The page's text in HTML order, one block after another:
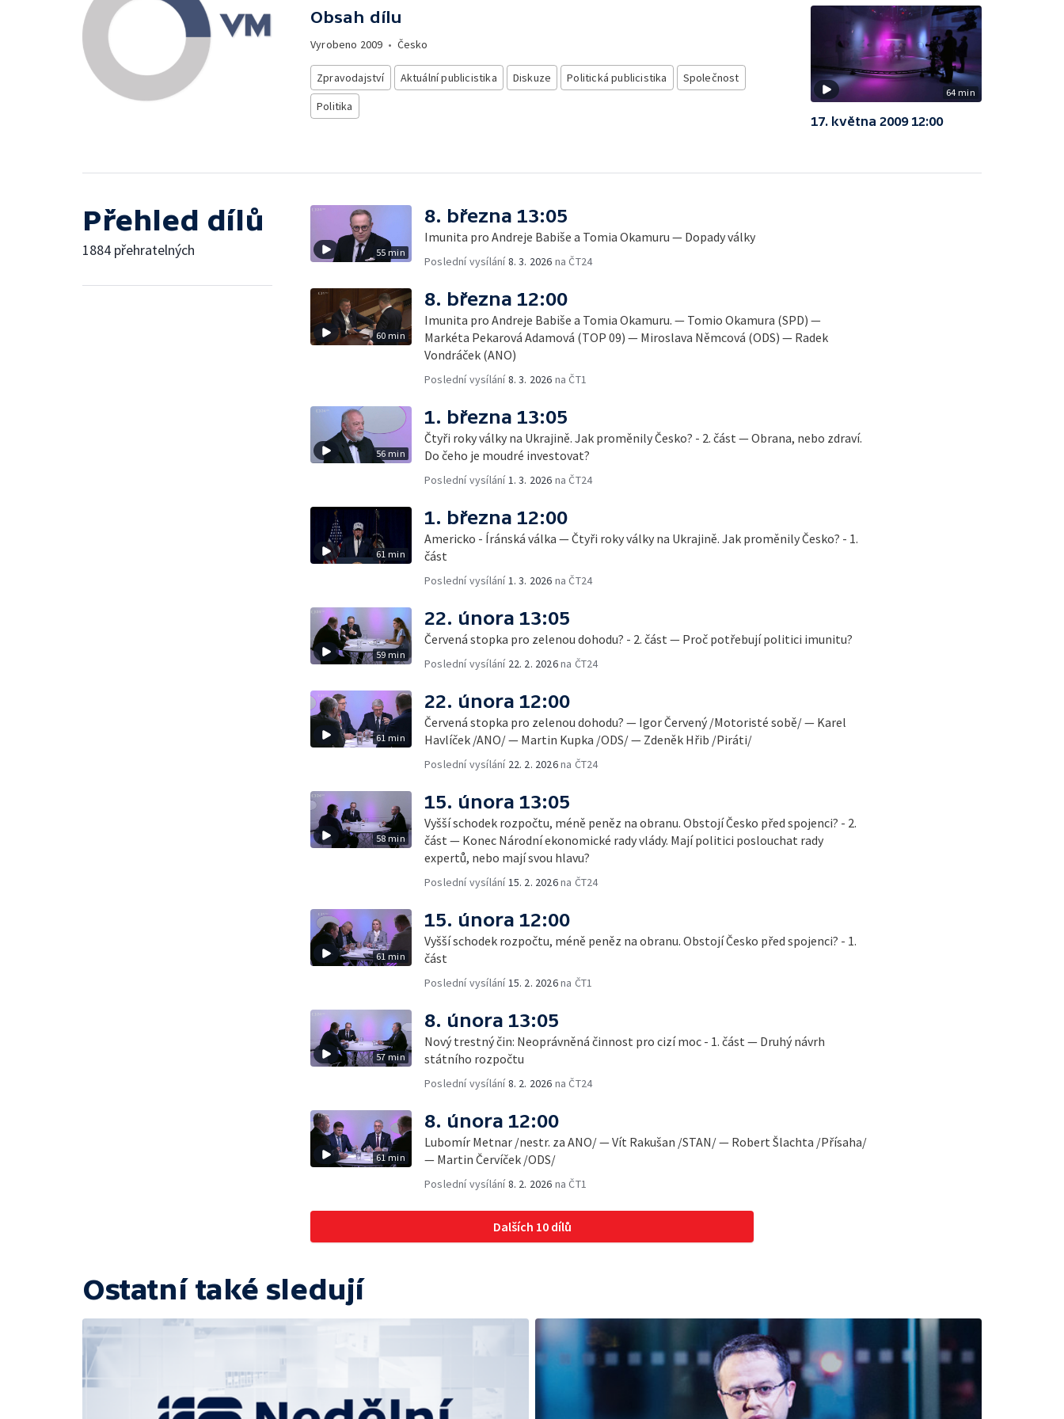
Obsah dílu
Vyrobeno 2009 • Česko
Zpravodajství Aktuální publicistika Diskuze Politická publicistika
Společnost
Politika
64 min
17. května 2009 12:00
Přehled dílů
1884 přehratelných 55 min
8. března 13:05
Imunita pro Andreje Babiše a Tomia Okamuru — Dopady války
Poslední vysílání8. 3. 2026 na ČT24
60 min
8. března 12:00
Imunita pro Andreje Babiše a Tomia Okamuru. — Tomio Okamura (SPD) —
Markéta Pekarová Adamová (TOP 09) — Miroslava Němcová (ODS) — Radek
Vondráček (ANO)
Poslední vysílání8. 3. 2026 na ČT1
56 min
1. března 13:05
Čtyři roky války na Ukrajině. Jak proměnily Česko? - 2. část — Obrana, nebo zdraví.
Do čeho je moudré investovat?
Poslední vysílání 1. 3. 2026 na ČT24
61 min
1. března 12:00
Americko - Íránská válka — Čtyři roky války na Ukrajině. Jak proměnily Česko? - 1.
část
Poslední vysílání 1. 3. 2026 na ČT24
59 min
22. února 13:05
Červená stopka pro zelenou dohodu? - 2. část — Proč potřebují politici imunitu?
Poslední vysílání 22. 2. 2026na ČT24
61 min
22. února 12:00
Červená stopka pro zelenou dohodu? — Igor Červený /Motoristé sobě/ — Karel
Havlíček /ANO/ — Martin Kupka /ODS/ — Zdeněk Hřib /Piráti/
Poslední vysílání 22. 2. 2026na ČT24
58 min
15. února 13:05
Vyšší schodek rozpočtu, méně peněz na obranu. Obstojí Česko před spojenci? - 2.
část — Konec Národní ekonomické rady vlády. Mají politici poslouchat rady
expertů, nebo mají svou hlavu?
Poslední vysílání 15. 2. 2026na ČT24
61 min
15. února 12:00
Vyšší schodek rozpočtu, méně peněz na obranu. Obstojí Česko před spojenci? - 1.
část
Poslední vysílání 15. 2. 2026na ČT1
57 min
8. února 13:05
Nový trestný čin: Neoprávněná činnost pro cizí moc - 1. část — Druhý návrh
státního rozpočtu
Poslední vysílání8. 2. 2026 na ČT24
61 min
8. února 12:00
Lubomír Metnar /nestr. za ANO/ — Vít Rakušan /STAN/ — Robert Šlachta /Přísaha/
— Martin Červíček /ODS/
Poslední vysílání8. 2. 2026 na ČT1
Dalších 10 dílů
Ostatní také sledují